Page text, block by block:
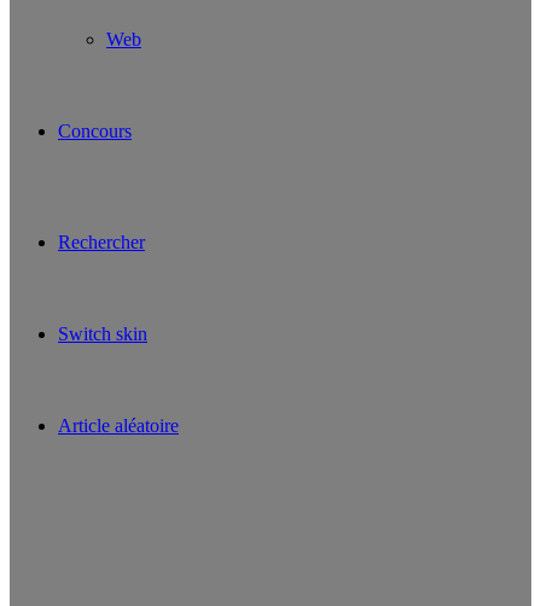
Web
Concours
Rechercher
Switch skin
Article aléatoire